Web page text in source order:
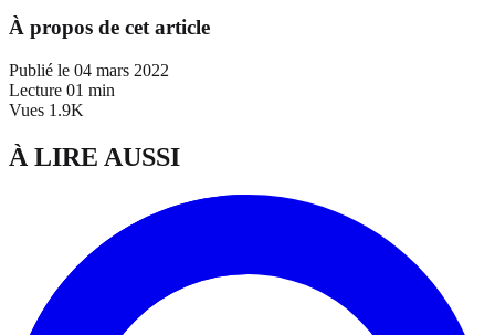
À propos de cet article
Publié le 04 mars 2022
Lecture 01 min
Vues 1.9K
À LIRE AUSSI